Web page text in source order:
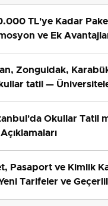
TL'ye Kadar
ve Ek
Zonguldak,
tatil —
Okullar Tatil
Pasaport ve Kimlik
Tarifeler ve